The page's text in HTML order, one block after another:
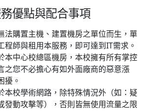
優點與配合事項
法購置主機、建置機房之單位而生，單
程師與租用本服務，即可達到IT需求。
本中心校總區機房，本校擁有所有掌控
之您不必擔心有如外面廠商的惡意漲
擾。
本校學術網路，除特殊情況外（如：疑
發動攻擊等），否則皆無使用流量之限